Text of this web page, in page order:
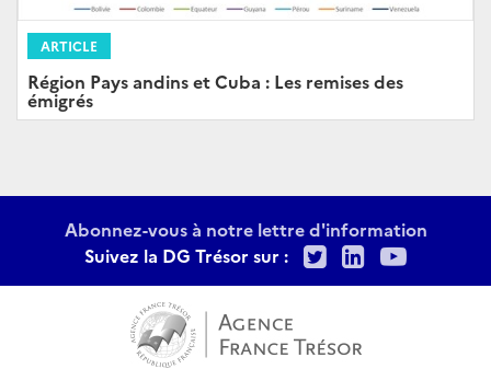
ARTICLE
Région Pays andins et Cuba : Les remises des
émigrés
Abonnez-vous à notre lettre d'information
Suivez la DG Trésor sur :
TwitterLinkedIn